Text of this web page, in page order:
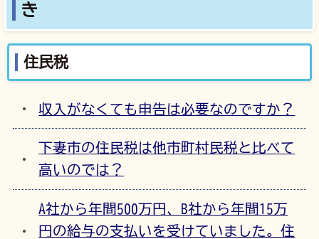
き
住民税
収入がなくても申告は必要なのですか？
下妻市の住民税は他市町村民税と比べて
高いのでは？
A社から年間500万円、B社から年間15万
円の給与の支払いを受けていました。住